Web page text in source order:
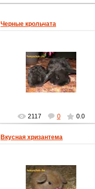
Черные крольчата
20.12.2011
Два малыша одного возраста, но
какие разные! Тот, что
- из помета, где малышей было
много.
homyachok-iko
2117 0 0.0
Вкусная хризантема
20.12.2011